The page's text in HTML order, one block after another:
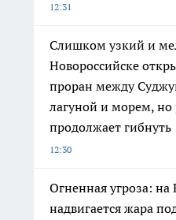
12:31
Слишком узкий и
Новороссийске
проран между
лагуной и морем, но
продолжает гибнуть
12:30
Огненная угроза: на
надвигается жара